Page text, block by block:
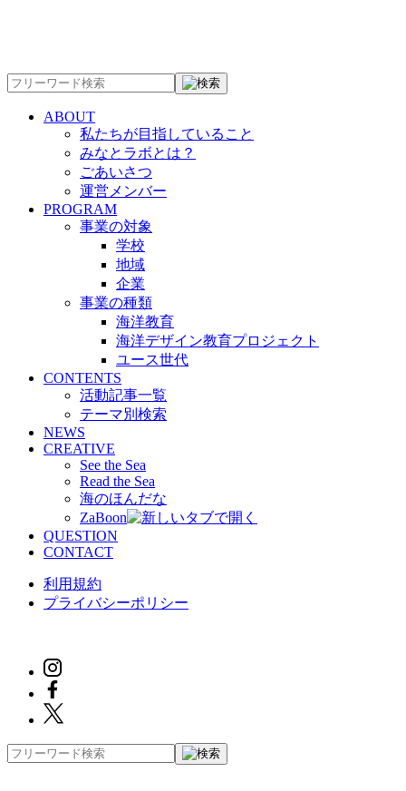
ABOUT
私たちが目指していること
みなとラボとは？
ごあいさつ
運営メンバー
PROGRAM
事業の対象
学校
地域
企業
事業の種類
海洋教育
海洋デザイン教育プロジェクト
ユース世代
CONTENTS
活動記事一覧
テーマ別検索
NEWS
CREATIVE
See the Sea
Read the Sea
海のほんだな
ZaBoon
QUESTION
CONTACT
利用規約
プライバシーポリシー